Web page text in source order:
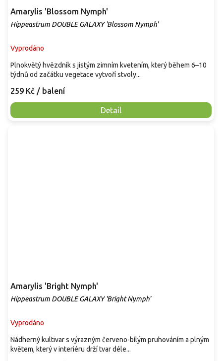
Amarylis 'Blossom Nymph'
Hippeastrum DOUBLE GALAXY 'Blossom Nymph'
Vyprodáno
259 Kč / balení
Detail
Plnokvětý hvězdník s jistým zimním kvetením, který během 6–10
týdnů od začátku vegetace vytvoří stvoly...
Amarylis 'Bright Nymph'
Hippeastrum DOUBLE GALAXY 'Bright Nymph'
Vyprodáno
Nádherný kultivar s výrazným červeno-bílým pruhováním a plným
květem, který v interiéru drží tvar déle...